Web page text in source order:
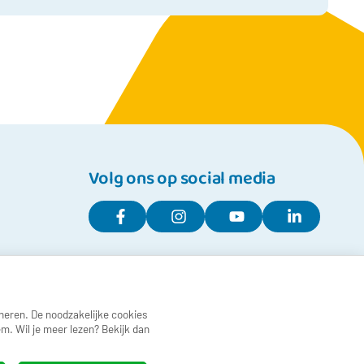
De noodzakelijke cookies
Wil je meer lezen? Bekijk dan
of kunt u GGZ Friesland niet vinden onder deze
Let op: er is een uitklapmenu met ‘Toon nog …
in de zoekbalk bovenin.
Volg ons op social media